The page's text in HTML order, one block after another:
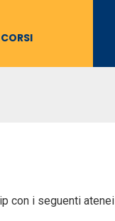
con i seguenti atenei